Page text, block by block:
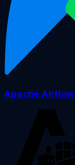
Apache Airflow